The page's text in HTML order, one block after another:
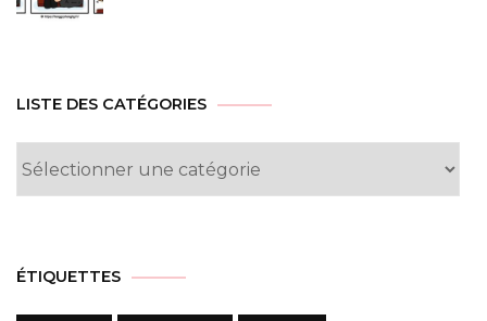
LISTE DES CATÉGORIES
ÉTIQUETTES